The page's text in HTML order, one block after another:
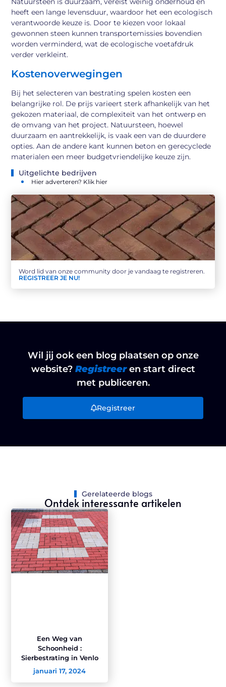
heeft een lange levensduur, waardoor het een ecologisch
verantwoorde keuze is. Door te kiezen voor lokaal
gewonnen steen kunnen transportemissies bovendien
worden verminderd, wat de ecologische voetafdruk
verder verkleint.
Kostenoverwegingen
Bij het selecteren van bestrating spelen kosten een
belangrijke rol. De prijs varieert sterk afhankelijk van het
gekozen materiaal, de complexiteit van het ontwerp en
de omvang van het project. Natuursteen, hoewel
duurzaam en aantrekkelijk, is vaak een van de duurdere
opties. Aan de andere kant kunnen beton en gerecyclede
materialen een meer budgetvriendelijke keuze zijn.
Uitgelichte bedrijven
Hier adverteren? Klik hier
Word lid van onze community door je vandaag te registreren.
REGISTREER JE NU!
Wil jij ook een blog plaatsen op onze
website? Registreer en start direct
met publiceren.
Registreer
Gerelateerde blogs
Ontdek interessante artikelen
Een Weg van
Schoonheid :
Sierbestrating in Venlo
januari 17, 2024